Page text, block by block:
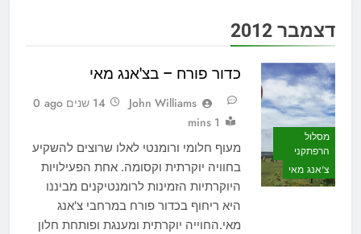
דצמבר 2012
מסלול
הרפתקני
צ'אנג מאי
כדור פורח – בצ'אנג מאי
John Williams 14 שנים ago
0
1 mins
מעוף חלומי ורומנטי לאלו שרוצים להשקיע
בחוויה יוקרתית וקסומה. אחת הפעילויות
היוקרתיות הזמינות לרומנטיקנים מביננו
היא ריחוף בכדור פורח במרחבי צ'אנג
מאי.החוייה יוקרתית ומענגת ופותחת חלון